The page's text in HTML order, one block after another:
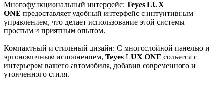
Многофункциональный интерфейс: Teyes LUX
ONE предоставляет удобный интерфейс с интуитивным
управлением, что делает использование этой системы
простым и приятным опытом.
Компактный и стильный дизайн: С многослойной панелью и
эргономичным исполнением, Teyes LUX ONE сольется с
интерьером вашего автомобиля, добавив современного и
утонченного стиля.